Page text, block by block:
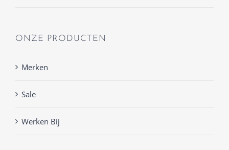
ONZE PRODUCTEN
Merken
Sale
Werken Bij